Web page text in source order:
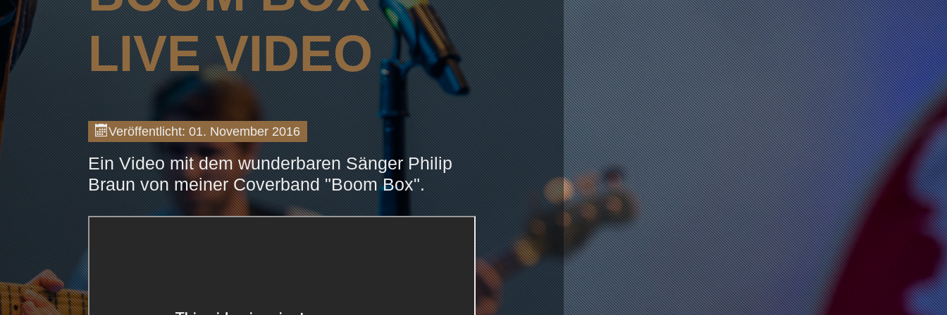
LIVE VIDEO
Veröffentlicht: 01. November 2016
Ein Video mit dem wunderbaren Sänger Philip
Braun von meiner Coverband "Boom Box".